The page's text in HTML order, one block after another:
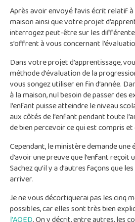
Après avoir envoyé l’avis écrit relatif à
maison ainsi que votre projet
interrogez peut-être sur les
s’offrent à vous concernant
Dans votre projet d’apprentissage,
méthode d’évaluation de la
vous songez utiliser en fin d’année.
à la maison, nul besoin de passer des
l’enfant puisse atteindre le niveau
aux côtés de l’enfant pendant toute
de bien percevoir ce qui est compris et
Cependant, le ministère demande
d’avoir une preuve que l’enfant reçoit
Sachez qu’il y a d’autres façons que
arriver.
Je ne vous décortiquerai pas les cinq
possibles, car elles sont très bien